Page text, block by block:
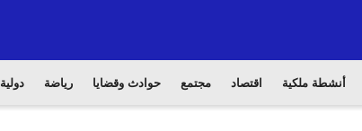
أنشطة ملكية اقتصاد مجتمع حوادث وقضايا رياضة دولية